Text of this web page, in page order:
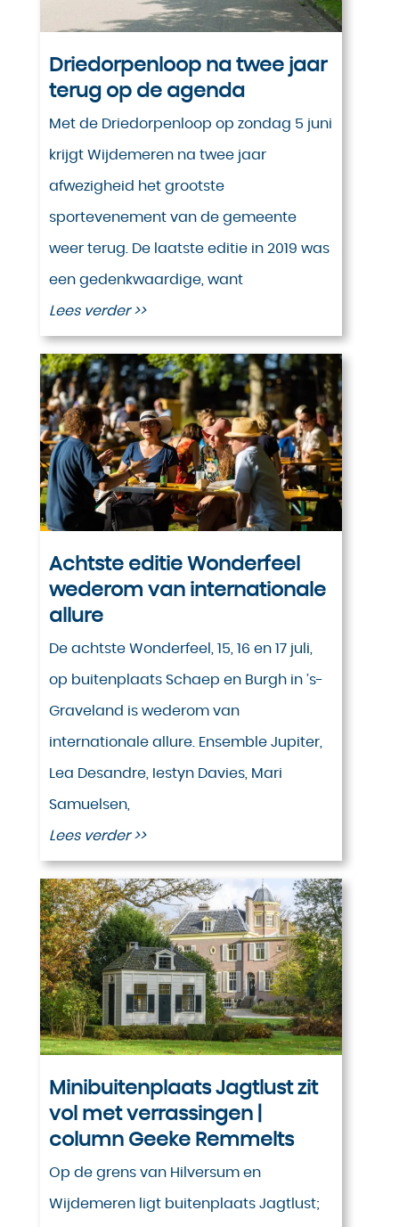
Driedorpenloop na twee jaar
terug op de agenda
Met de Driedorpenloop op zondag 5 juni
krijgt Wijdemeren na twee jaar
afwezigheid het grootste
sportevenement van de gemeente
weer terug. De laatste editie in 2019 was
een gedenkwaardige, want
Lees verder >>
Achtste editie Wonderfeel
wederom van internationale
allure
De achtste Wonderfeel, 15, 16 en 17 juli,
op buitenplaats Schaep en Burgh in ’s-
Graveland is wederom van
internationale allure. Ensemble Jupiter,
Lea Desandre, Iestyn Davies, Mari
Samuelsen,
Lees verder >>
Minibuitenplaats Jagtlust zit
vol met verrassingen |
column Geeke Remmelts
Op de grens van Hilversum en
Wijdemeren ligt buitenplaats Jagtlust;